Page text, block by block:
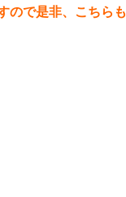
ので是非、こちら